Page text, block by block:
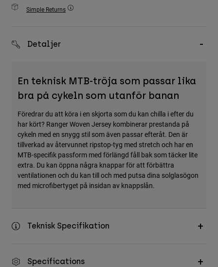
Accessories
Bags & Backpacks
Simple Returns
Detaljer
En teknisk MTB-tröja som passar lika
bra på cykeln som utanför banan
Föredrar du att köra i en skjorta som du kan chilla i efter du
har kört? Ranger Woven Jersey kombinerar prestanda på
cykeln med en snygg stil som även passar efteråt. Den är
tillverkad av återvunnet ripstop-tyg med stretch och har en
MTB-specifik passform med förlängd fåll bak som täcker lite
extra. Du kan öppna några knappar för att förbättra
ventilationen och du kan till och med putsa dina solglasögon
med microfibertyget på insidan av knappslån.
Teknisk Specifikation
Specifications